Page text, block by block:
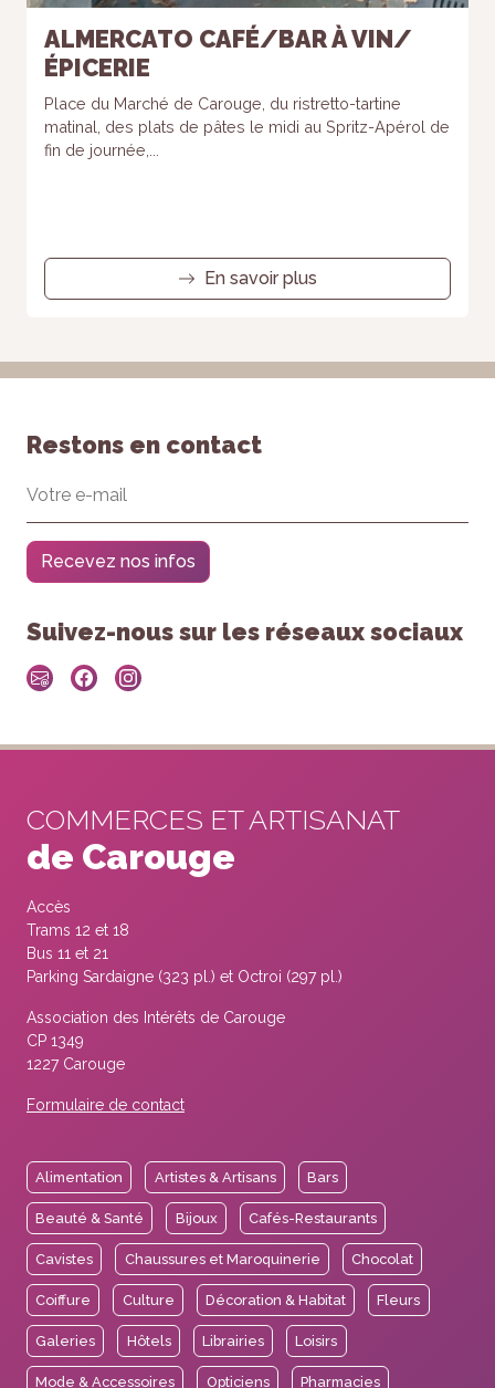
ALMERCATO CAFÉ/BAR À VIN/
ÉPICERIE
Place du Marché de Carouge, du ristretto-tartine
matinal, des plats de pâtes le midi au Spritz-Apérol de
fin de journée,...
En savoir plus
Restons en contact
Recevez nos infos
Suivez-nous sur les réseaux sociaux
COMMERCES ET ARTISANAT
de Carouge
Accès
Trams 12 et 18
Bus 11 et 21
Parking Sardaigne (323 pl.) et Octroi (297 pl.)
Association des Intérêts de Carouge
CP 1349
1227 Carouge
Formulaire de contact
Alimentation Artistes & Artisans Bars
Beauté & Santé Bijoux Cafés-Restaurants
Cavistes Chaussures et Maroquinerie Chocolat
Coiffure Culture Décoration & Habitat Fleurs
Galeries Hôtels Librairies Loisirs
Mode & Accessoires Opticiens Pharmacies